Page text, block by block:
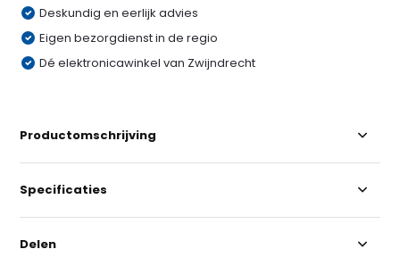
Deskundig en eerlijk advies
Eigen bezorgdienst in de regio
Dé elektronicawinkel van Zwijndrecht
Productomschrijving
Specificaties
Delen